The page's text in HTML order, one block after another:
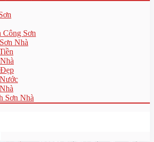
Công Sơn
Nhà
Sơn Nhà